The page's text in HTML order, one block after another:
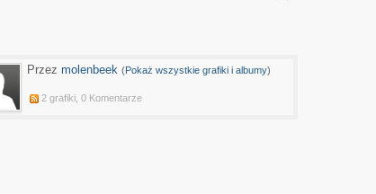
Przez molenbeek (Pokaż wszystkie grafiki i albumy)
2 grafiki, 0 Komentarze